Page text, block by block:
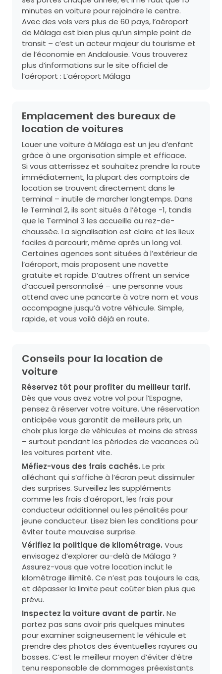
minutes en voiture pour rejoindre le centre.
Avec des vols vers plus de 60 pays, l’aéroport
de Málaga est bien plus qu’un simple point de
transit – c’est un acteur majeur du tourisme et
de l’économie en Andalousie. Vous trouverez
plus d’informations sur le site officiel de
l’aéroport : L’aéroport Málaga
Emplacement des bureaux de
location de voitures
Louer une voiture à Málaga est un jeu d’enfant
grâce à une organisation simple et efficace.
Si vous atterrissez et souhaitez prendre la route
immédiatement, la plupart des comptoirs de
location se trouvent directement dans le
terminal – inutile de marcher longtemps. Dans
le Terminal 2, ils sont situés à l’étage -1, tandis
que le Terminal 3 les accueille au rez-de-
chaussée. La signalisation est claire et les lieux
faciles à parcourir, même après un long vol.
Certaines agences sont situées à l’extérieur de
l’aéroport, mais proposent une navette
gratuite et rapide. D’autres offrent un service
d’accueil personnalisé – une personne vous
attend avec une pancarte à votre nom et vous
accompagne jusqu’à votre véhicule. Simple,
rapide, et vous voilà déjà en route.
Conseils pour la location de
voiture
Réservez tôt pour profiter du meilleur tarif.
Dès que vous avez votre vol pour l’Espagne,
pensez à réserver votre voiture. Une réservation
anticipée vous garantit de meilleurs prix, un
choix plus large de véhicules et moins de stress
– surtout pendant les périodes de vacances où
les voitures partent vite.
Méfiez-vous des frais cachés. Le prix
alléchant qui s’affiche à l’écran peut dissimuler
des surprises. Surveillez les suppléments
comme les frais d’aéroport, les frais pour
conducteur additionnel ou les pénalités pour
jeune conducteur. Lisez bien les conditions pour
éviter toute mauvaise surprise.
Vérifiez la politique de kilométrage. Vous
envisagez d’explorer au-delà de Málaga ?
Assurez-vous que votre location inclut le
kilométrage illimité. Ce n’est pas toujours le cas,
et dépasser la limite peut coûter bien plus que
prévu.
Inspectez la voiture avant de partir. Ne
partez pas sans avoir pris quelques minutes
pour examiner soigneusement le véhicule et
prendre des photos des éventuelles rayures ou
bosses. C’est le meilleur moyen d’éviter d’être
tenu responsable de dommages préexistants.